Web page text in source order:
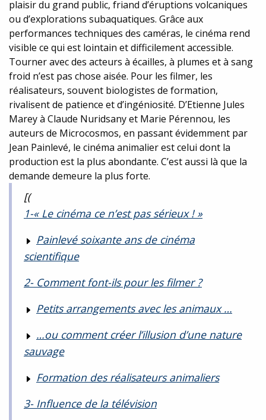
plaisir du grand public, friand d’éruptions volcaniques
ou d’explorations subaquatiques. Grâce aux
performances techniques des caméras, le cinéma rend
visible ce qui est lointain et difficilement accessible.
Tourner avec des acteurs à écailles, à plumes et à sang
froid n’est pas chose aisée. Pour les filmer, les
réalisateurs, souvent biologistes de formation,
rivalisent de patience et d’ingéniosité. D’Etienne Jules
Marey à Claude Nuridsany et Marie Pérennou, les
auteurs de Microcosmos, en passant évidemment par
Jean Painlevé, le cinéma animalier est celui dont la
production est la plus abondante. C’est aussi là que la
demande demeure la plus forte.
[(
1-« Le cinéma ce n’est pas sérieux ! »
Painlevé soixante ans de cinéma
scientifique
2- Comment font-ils pour les filmer ?
Petits arrangements avec les animaux …
…ou comment créer l’illusion d’une nature
sauvage
Formation des réalisateurs animaliers
3- Influence de la télévision